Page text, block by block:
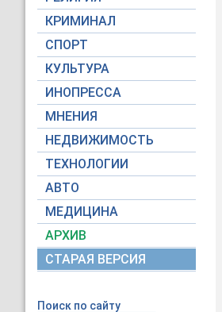
КРИМИНАЛ
СПОРТ
КУЛЬТУРА
ИНОПРЕССА
МНЕНИЯ
НЕДВИЖИМОСТЬ
ТЕХНОЛОГИИ
АВТО
МЕДИЦИНА
АРХИВ
СТАРАЯ ВЕРСИЯ
Поиск по сайту